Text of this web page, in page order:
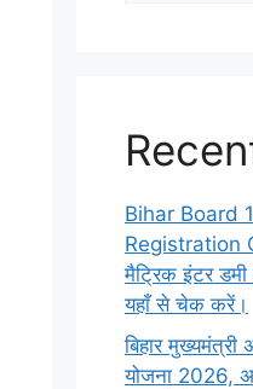
Bihar Board
Registration
मैट्रिक इंटर डमी
यहाँ से चेक करें।
बिहार मुख्यमंत्री
योजना 2026,